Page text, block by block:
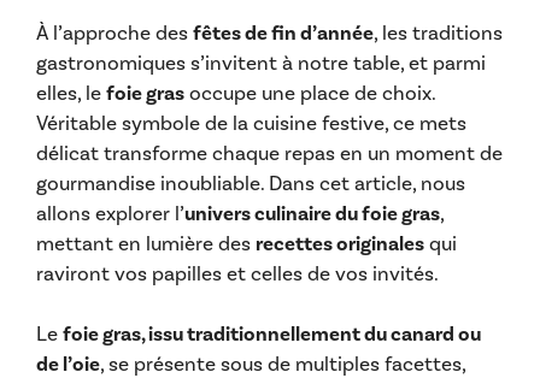
À l’approche des fêtes de fin d’année, les traditions
gastronomiques s’invitent à notre table, et parmi
elles, le foie gras occupe une place de choix.
Véritable symbole de la cuisine festive, ce mets
délicat transforme chaque repas en un moment de
gourmandise inoubliable. Dans cet article, nous
allons explorer l’univers culinaire du foie gras,
mettant en lumière des recettes originales qui
raviront vos papilles et celles de vos invités.
Le foie gras, issu traditionnellement du canard ou
de l’oie, se présente sous de multiples facettes,